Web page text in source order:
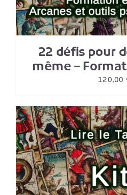
22 défis pour
même –
120,00